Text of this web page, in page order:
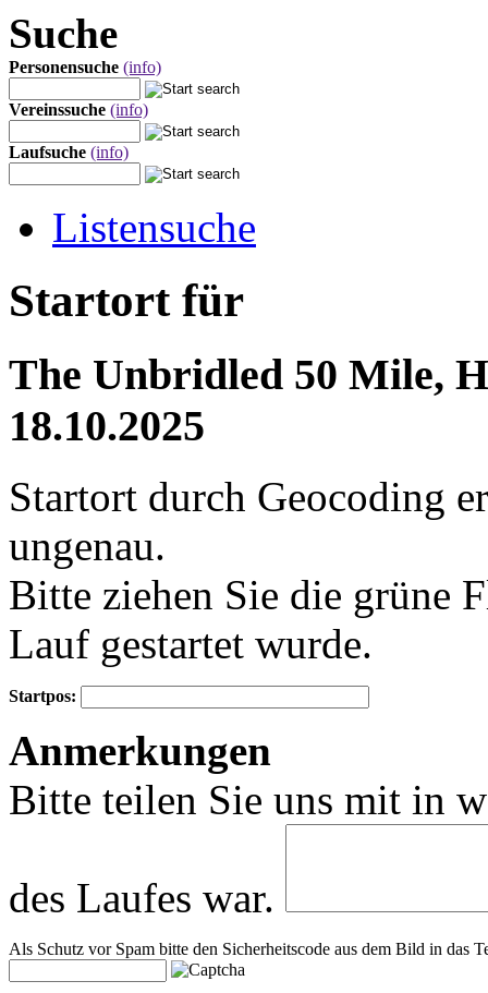
Suche
Personensuche (info)
Vereinssuche (info)
Laufsuche (info)
Listensuche
Startort für
The Unbridled 50 Mile,
18.10.2025
Startort durch Geocoding
ungenau.
Bitte ziehen Sie die grüne
Lauf gestartet wurde.
−
Startpos:
Anmerkungen
Bitte teilen Sie uns mit in
des Laufes war.
Als Schutz vor Spam bitte den Sicherheitscode aus dem Bild in das